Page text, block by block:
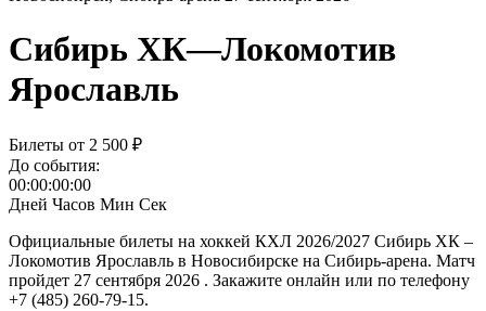
Сибирь ХК—Локомотив
Ярославль
Билеты от 2 500 ₽
До события:
00:00:00:00
Дней Часов Мин Сек
Официальные билеты на хоккей КХЛ 2026/2027 Сибирь ХК –
Локомотив Ярославль в Новосибирске на Сибирь-арена. Матч
пройдет 27 сентября 2026 . Закажите онлайн или по телефону
+7 (485) 260-79-15.